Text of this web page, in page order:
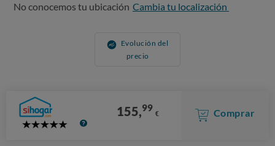
No conocemos tu ubicación Cambia tu localización
Evolución del
precio
5
155,99 € Comprar